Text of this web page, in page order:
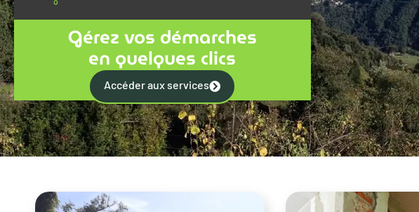
Gérez vos démarches
en quelques clics
Accéder aux services